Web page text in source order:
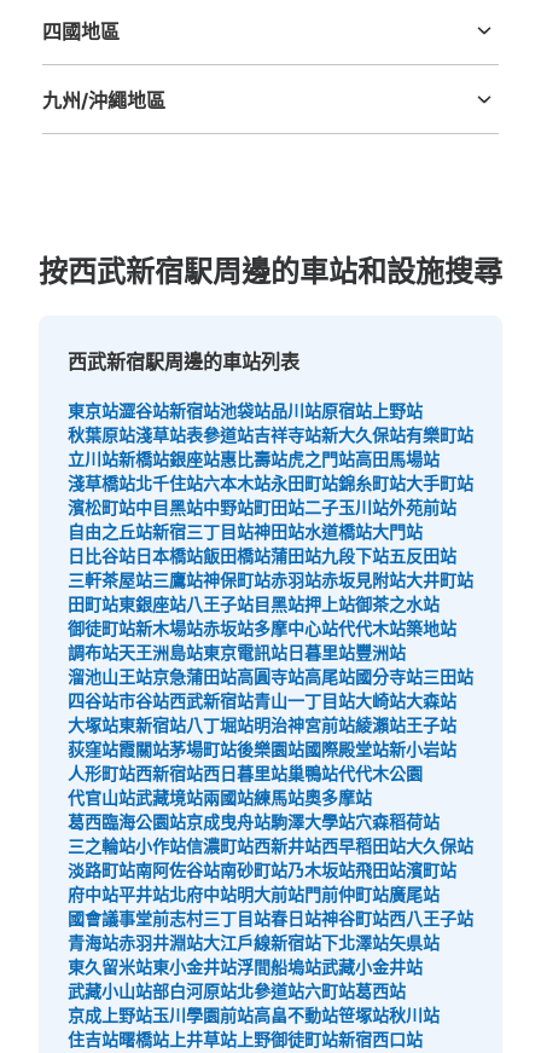
現金
本日營業時間
00:00 00:00
新宿BLAZE を背に右斜め前、Humax Pavilion 新宿の南側
可保管的行李數
:3/ ¥400小的:15/ ¥300
付款方式
查看此投幣式儲物櫃的位置
ゲームパニック新宿歌舞伎町コインロッカ
从JR新宿駅站步行6分钟。
本日營業時間:00:00〜 23:59
ゲームパニック新宿歌舞伎町の裏に設置、24時間営業
四國地區
九州/沖繩地區
按西武新宿駅周邊的車站和設施搜尋
西武新宿駅周邊的車站列表
東京站澀谷站新宿站池袋站品川站原宿站 上野站
秋葉原站淺草站表參道站吉祥寺站新大久保站有樂町站
立川站新橋站銀座站惠比壽站虎之門站高田馬場站
淺草橋站北千住站六本木站永田町站錦糸町站大手町站
濱松町站中目黑站中野站町田站二子玉川站外苑前站
自由之丘站新宿三丁目站神田站水道橋站大門站
日比谷站日本橋站飯田橋站蒲田站九段下站五反田站
三軒茶屋站三鷹站神保町站赤羽站赤坂見附站大井町站
田町站東銀座站八王子站目黑站押上站御茶之水站
御徒町站新木場站赤坂站多摩中心站代代木站築地站
調布站天王洲島站東京電訊站日暮里站豐洲站
溜池山王站京急蒲田站高圓寺站高尾站國分寺站三田站
四谷站市谷站西武新宿站青山一丁目站大崎站大森站
大塚站東新宿站八丁堀站明治神宮前站綾瀨站王子站
荻窪站霞關站茅場町站後樂園站國際殿堂站新小岩站
人形町站西新宿站西日暮里站巢鴨站代代木公園
代官山站武藏境站兩國站練馬站奧多摩站
葛西臨海公園站京成曳舟站駒澤大學站穴森稻荷站
三之輪站小作站信濃町站西新井站西早稻田站大久保站
淡路町站南阿佐谷站南砂町站乃木坂站飛田站濱町站
府中站平井站北府中站明大前站門前仲町站廣尾站
國會議事堂前志村三丁目站春日站神谷町站西八王子站
青海站赤羽井淵站大江戶線新宿站下北澤站矢県站
東久留米站東小金井站浮間船塢站武藏小金井站
武藏小山站部白河原站北參道站六町站葛西站
京成上野站玉川學園前站高畠不動站笹塚站秋川站
住吉站曙橋站 上井草站 上野御徒町站新宿西口站